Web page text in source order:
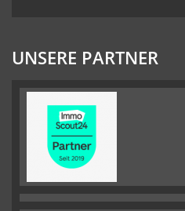
UNSERE PARTNER